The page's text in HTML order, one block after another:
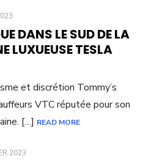
DANS LE SUD DE LA
LUXUEUSE TESLA
et discrétion Tommy’s
VTC réputée pour son
[…] READ MORE
2023